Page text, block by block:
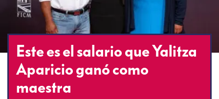
Este es el salario que Yalitza
Aparicio ganó como
maestra